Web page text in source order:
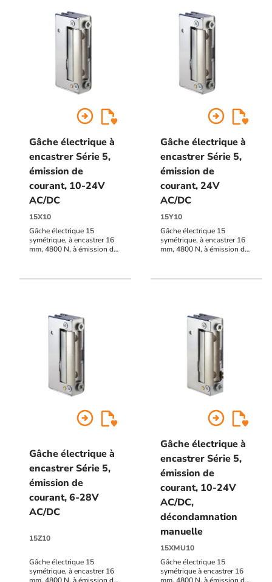
arrow_circle_right
Gâche électrique à
encastrer Série 5,
émission de
courant, 10-24V
AC/DC
15X10
Gâche électrique 15
symétrique, à encastrer 16
mm, 4800 N, à émission de
arrow_circle_right
Gâche électrique à
encastrer Série 5,
émission de
courant, 24V
AC/DC
15Y10
Gâche électrique 15
symétrique, à encastrer 16
mm, 4800 N, à émission de
arrow_circle_right
Gâche électrique à
encastrer Série 5,
émission de
courant, 6-28V
AC/DC
15Z10
Gâche électrique 15
symétrique, à encastrer 16
arrow_circle_right
Gâche électrique à
encastrer Série 5,
émission de
courant, 10-24V
AC/DC,
décondamnation
manuelle
15XMU10
Gâche électrique 15
symétrique à encastrer 16